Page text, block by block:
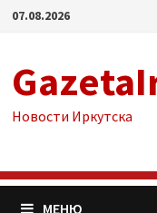
Перейти
07.08.2026
Новости Иркутска
МЕНЮ